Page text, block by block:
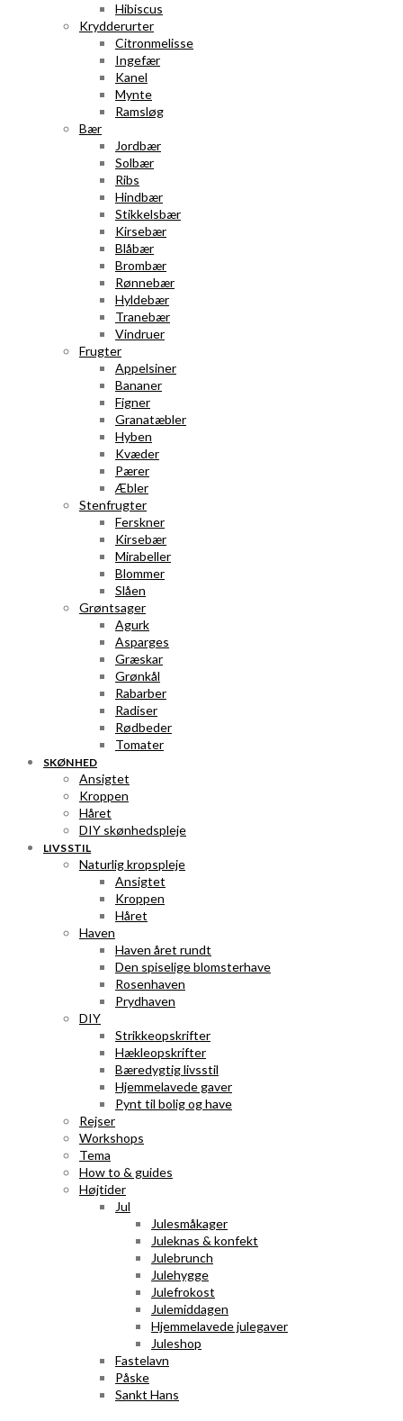
Hibiscus
Krydderurter
Citronmelisse
Ingefær
Kanel
Mynte
Ramsløg
Bær
Jordbær
Solbær
Ribs
Hindbær
Stikkelsbær
Kirsebær
Blåbær
Brombær
Rønnebær
Hyldebær
Tranebær
Vindruer
Frugter
Appelsiner
Bananer
Figner
Granatæbler
Hyben
Kvæder
Pærer
Æbler
Stenfrugter
Ferskner
Kirsebær
Mirabeller
Blommer
Slåen
Grøntsager
Agurk
Asparges
Græskar
Grønkål
Rabarber
Radiser
Rødbeder
Tomater
SKØNHED
Ansigtet
Kroppen
Håret
DIY skønhedspleje
LIVSSTIL
Naturlig kropspleje
Ansigtet
Kroppen
Håret
Haven
Haven året rundt
Den spiselige blomsterhave
Rosenhaven
Prydhaven
DIY
Strikkeopskrifter
Hækleopskrifter
Bæredygtig livsstil
Hjemmelavede gaver
Pynt til bolig og have
Rejser
Workshops
Tema
How to & guides
Højtider
Jul
Julesmåkager
Juleknas & konfekt
Julebrunch
Julehygge
Julefrokost
Julemiddagen
Hjemmelavede julegaver
Juleshop
Fastelavn
Påske
Sankt Hans